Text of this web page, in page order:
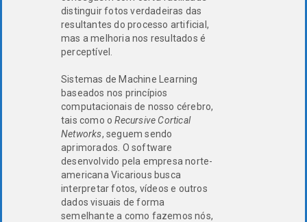
distinguir fotos verdadeiras das
resultantes do processo artificial,
mas a melhoria nos resultados é
perceptível.
Sistemas de Machine Learning
baseados nos princípios
computacionais de nosso cérebro,
tais como oRecursive Cortical
Networks, seguem sendo
aprimorados. O software
desenvolvido pela empresa norte-
americana Vicarious busca
interpretar fotos, vídeos e outros
dados visuais de forma
semelhante a como fazemos nós,